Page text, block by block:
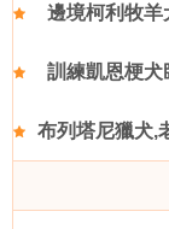
邊境柯利牧
訓練凱恩梗犬
布列塔尼獵犬,